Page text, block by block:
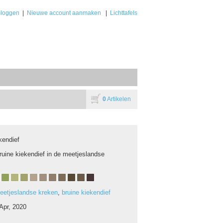
Nieuwe account aanmaken Lichttafels
0Artikelen
kiekendief in de meetjeslandse
kreken, bruine kiekendief
2020